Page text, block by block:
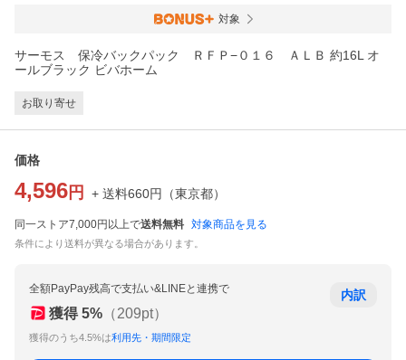
対象
サーモス 保冷バックパック ＲＦＰ−０１６ ＡＬＢ 約16L オ
ールブラック ビバホーム
お取り寄せ
価格
4,596 円 + 送料660円 （東京都）
同一ストア7,000円以上で送料無料 対象商品を見る
条件により送料が異なる場合があります。
全額PayPay残高で支払い&LINEと連携で
獲得 5% （209pt）
獲得のうち4.5%は利用先・期間限定
内訳